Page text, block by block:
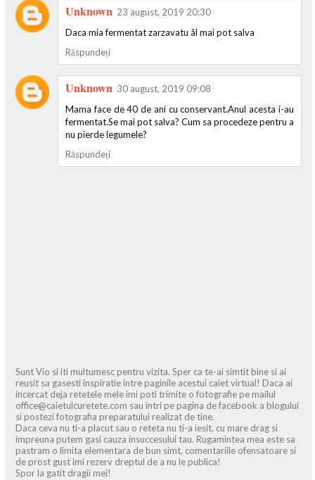
Unknown 23 august, 2019 20:30
Daca mia fermentat zarzavatu âl mai pot salva
Răspundeți
Unknown 30 august, 2019 09:08
Mama face de 40 de ani cu conservant.Anul acesta i-au
fermentat.Se mai pot salva? Cum sa procedeze pentru a
nu pierde legumele?
Răspundeți
Sunt Vio si iti multumesc pentru vizita. Sper ca te-ai simtit bine si ai
reusit sa gasesti inspiratie intre paginile acestui caiet virtual! Daca ai
incercat deja retetele mele imi poti trimite o fotografie pe mailul
office@caietulcuretete.com sau intri pe pagina de facebook a blogului
si postezi fotografia preparatului realizat de tine.
Daca ceva nu ti-a placut sau o reteta nu ti-a iesit, cu mare drag si
impreuna putem gasi cauza insuccesului tau. Rugamintea mea este sa
pastram o limita elementara de bun simt, comentariile ofensatoare si
de prost gust imi rezerv dreptul de a nu le publica!
Spor la gatit dragii mei!